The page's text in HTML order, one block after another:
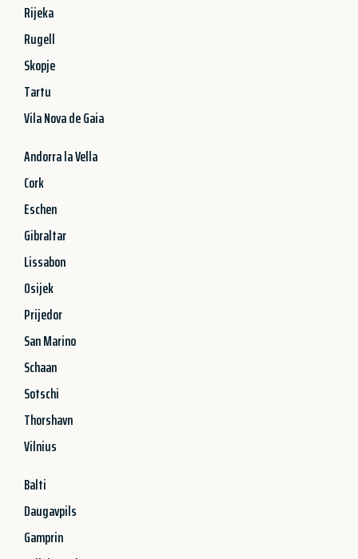
Rijeka
Rugell
Skopje
Tartu
Vila Nova de Gaia
Andorra la Vella
Cork
Eschen
Gibraltar
Lissabon
Osijek
Prijedor
San Marino
Schaan
Sotschi
Thorshavn
Vilnius
Balti
Daugavpils
Gamprin